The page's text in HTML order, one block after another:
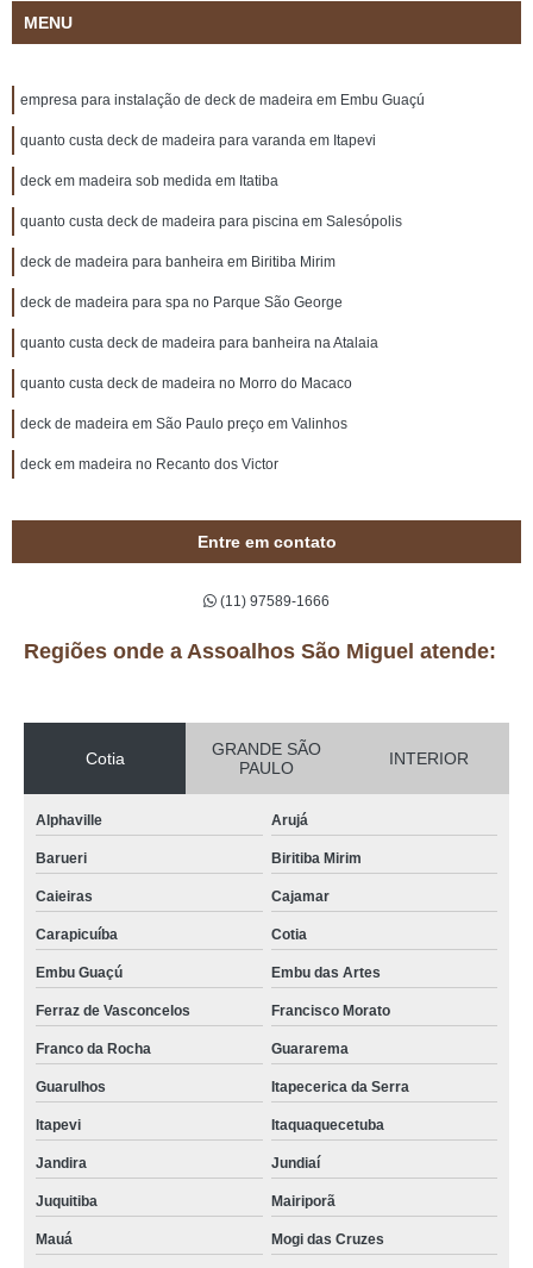
MENU
empresa para instalação de deck de madeira em Embu Guaçú
quanto custa deck de madeira para varanda em Itapevi
deck em madeira sob medida em Itatiba
quanto custa deck de madeira para piscina em Salesópolis
deck de madeira para banheira em Biritiba Mirim
deck de madeira para spa no Parque São George
quanto custa deck de madeira para banheira na Atalaia
quanto custa deck de madeira no Morro do Macaco
deck de madeira em São Paulo preço em Valinhos
deck em madeira no Recanto dos Victor
Entre em contato
(11) 97589-1666
Regiões onde a Assoalhos São Miguel atende:
Cotia
GRANDE SÃO
PAULO
INTERIOR
Alphaville Arujá
Barueri Biritiba Mirim
Caieiras Cajamar
Carapicuíba Cotia
Embu Guaçú Embu das Artes
Ferraz de Vasconcelos Francisco Morato
Franco da Rocha Guararema
Guarulhos Itapecerica da Serra
Itapevi Itaquaquecetuba
Jandira Jundiaí
Juquitiba Mairiporã
Mauá Mogi das Cruzes